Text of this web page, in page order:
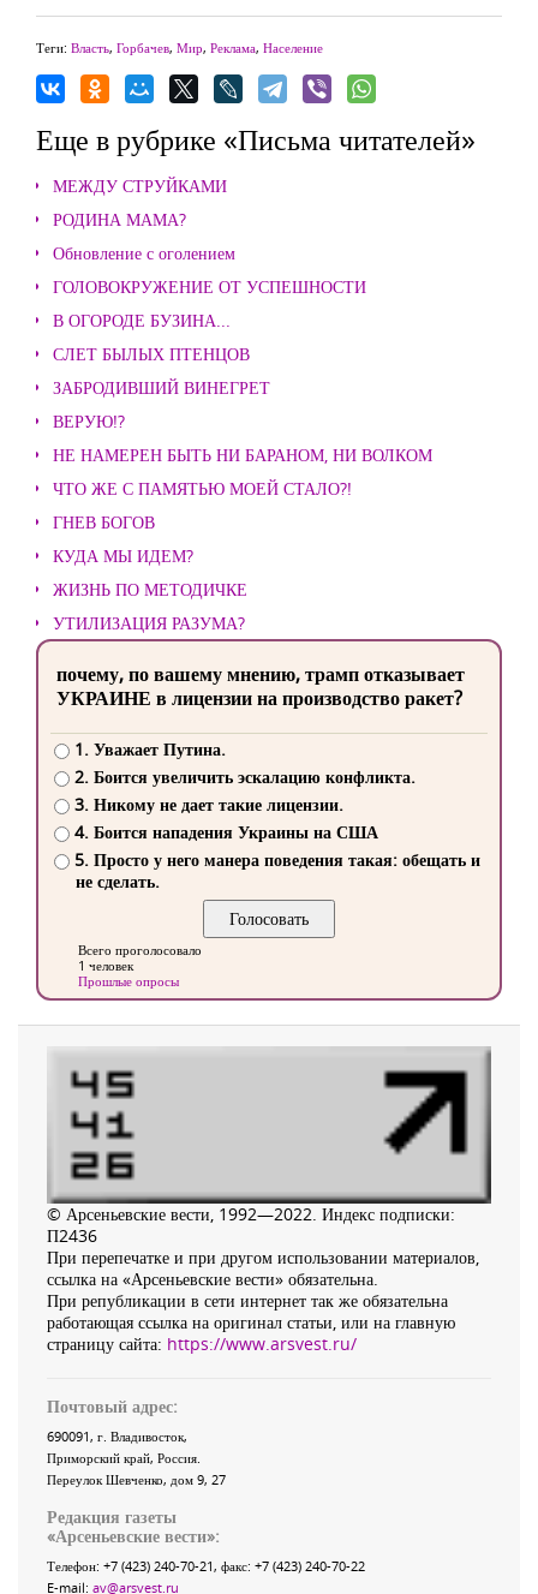
Теги: Власть, Горбачев, Мир, Реклама, Население
Еще в рубрике «Письма читателей»
МЕЖДУ СТРУЙКАМИ
РОДИНА МАМА?
Обновление с оголением
ГОЛОВОКРУЖЕНИЕ ОТ УСПЕШНОСТИ
В ОГОРОДЕ БУЗИНА...
СЛЕТ БЫЛЫХ ПТЕНЦОВ
ЗАБРОДИВШИЙ ВИНЕГРЕТ
ВЕРУЮ!?
НЕ НАМЕРЕН БЫТЬ НИ БАРАНОМ, НИ ВОЛКОМ
ЧТО ЖЕ С ПАМЯТЬЮ МОЕЙ СТАЛО?!
ГНЕВ БОГОВ
КУДА МЫ ИДЕМ?
ЖИЗНЬ ПО МЕТОДИЧКЕ
УТИЛИЗАЦИЯ РАЗУМА?
почему, по вашему мнению, трамп отказывает
УКРАИНЕ в лицензии на производство ракет?
1. Уважает Путина.
2. Боится увеличить эскалацию конфликта.
3. Никому не дает такие лицензии.
4. Боится нападения Украины на США
5. Просто у него манера поведения такая: обещать и
не сделать.
Всего проголосовало
1 человек
Прошлые опросы
© Арсеньевские вести, 1992—2022. Индекс подписки:
П2436
При перепечатке и при другом использовании материалов,
ссылка на «Арсеньевские вести» обязательна.
При републикации в сети интернет так же обязательна
работающая ссылка на оригинал статьи, или на главную
страницу сайта: https://www.arsvest.ru/
Почтовый адрес:
690091, г. Владивосток,
Приморский край, Россия
Переулок Шевченко, дом 9, 27
Редакция газеты
«Арсеньевские вести»:
Телефон: +7 (423) 240-70-21, факс: +7 (423) 240-70-22
E-mail: av@arsvest.ru